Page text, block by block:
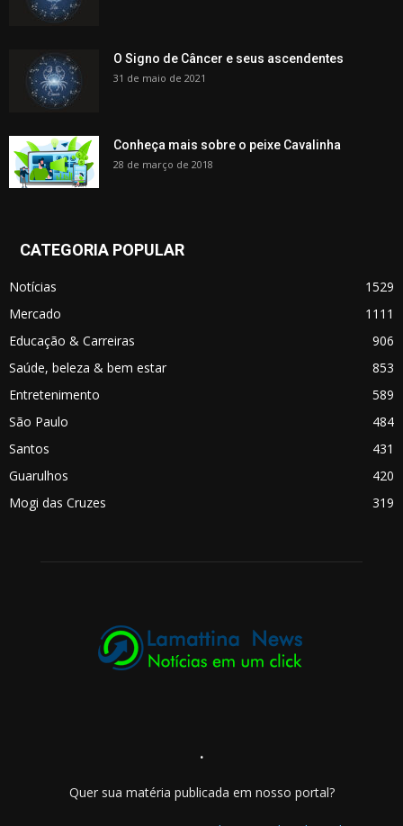
O Signo de Câncer e seus ascendentes
31 de maio de 2021
Conheça mais sobre o peixe Cavalinha
28 de março de 2018
CATEGORIA POPULAR
Notícias
1529
Mercado
1111
Educação & Carreiras
906
Saúde, beleza & bem estar
853
Entretenimento
589
São Paulo
484
Santos
431
Guarulhos
420
Mogi das Cruzes
319
.
Quer sua matéria publicada em nosso portal?